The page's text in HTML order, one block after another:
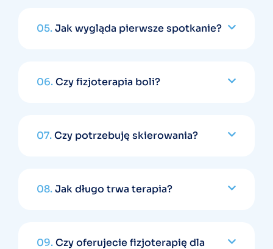
05.Jak wygląda pierwsze spotkanie?
06.Czy fizjoterapia boli?
07.Czy potrzebuję skierowania?
08.Jak długo trwa terapia?
09.Czy oferujecie fizjoterapię dla